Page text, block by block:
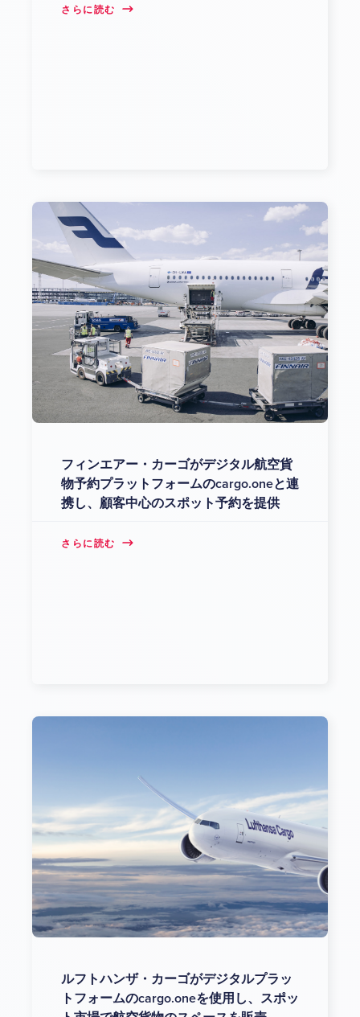
さらに読む
フィンエアー・カーゴがデジタル航空貨
物予約プラットフォームのcargo.oneと連
携し、顧客中心のスポット予約を提供
さらに読む
ルフトハンザ・カーゴがデジタルプラッ
トフォームのcargo.oneを使用し、スポッ